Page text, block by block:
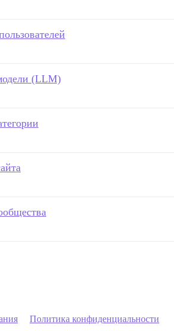
(LLM)
Политика конфиденциальности